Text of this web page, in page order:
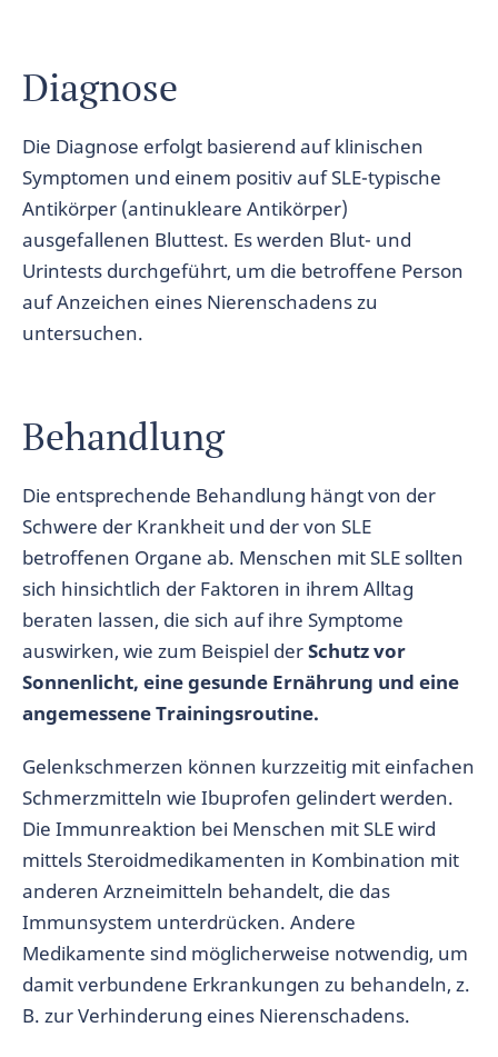
Diagnose
Die Diagnose erfolgt basierend auf klinischen
Symptomen und einem positiv auf SLE-typische
Antikörper (antinukleare Antikörper)
ausgefallenen Bluttest. Es werden Blut- und
Urintests durchgeführt, um die betroffene Person
auf Anzeichen eines Nierenschadens zu
untersuchen.
Behandlung
Die entsprechende Behandlung hängt von der
Schwere der Krankheit und der von SLE
betroffenen Organe ab. Menschen mit SLE sollten
sich hinsichtlich der Faktoren in ihrem Alltag
beraten lassen, die sich auf ihre Symptome
auswirken, wie zum Beispiel derSchutz vor
Sonnenlicht, eine gesunde Ernährung und eine
angemessene Trainingsroutine.
Gelenkschmerzen können kurzzeitig mit einfachen
Schmerzmitteln wie Ibuprofen gelindert werden.
Die Immunreaktion bei Menschen mit SLE wird
mittels Steroidmedikamenten in Kombination mit
anderen Arzneimitteln behandelt, die das
Immunsystem unterdrücken. Andere
Medikamente sind möglicherweise notwendig, um
damit verbundene Erkrankungen zu behandeln, z.
B. zur Verhinderung eines Nierenschadens.